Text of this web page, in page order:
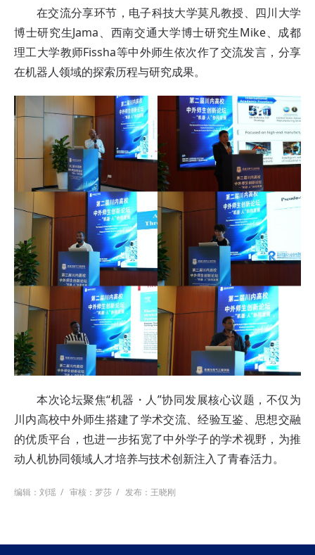
在交流分享环节，电子科技大学莫凡教授、四川大学
博士研究生Jama、西南交通大学博士研究生Mike、成都
理工大学教师Fissha等中外师生依次作了交流发言，分享
在机器人领域的探索历程与研究成果。
本次论坛聚焦“机器・人”协同发展核心议题，不仅为
川内高校中外师生搭建了学术交流、经验互鉴、思想交融
的优质平台，也进一步拓宽了中外学子的学术视野，为推
动人机协同领域人才培养与技术创新注入了青春活力。
编辑：刘瑶 / 审核：罗莎 / 发布：王晓刚